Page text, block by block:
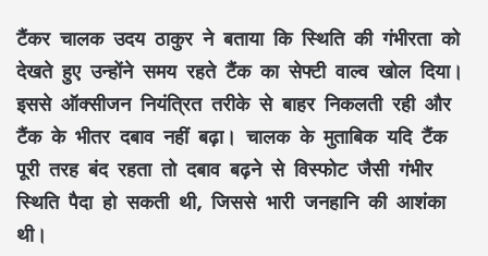
टैंकर चालक उदय ठाकुर ने बताया कि स्थिति की गंभीरता को
देखते हुए उन्होंने समय रहते टैंक का सेफ्टी वाल्व खोल दिया।
इससे ऑक्सीजन नियंत्रित तरीके से बाहर निकलती रही और
टैंक के भीतर दबाव नहीं बढ़ा। चालक के मुताबिक यदि टैंक
पूरी तरह बंद रहता तो दबाव बढ़ने से विस्फोट जैसी गंभीर
स्थिति पैदा हो सकती थी, जिससे भारी जनहानि की आशंका
थी।